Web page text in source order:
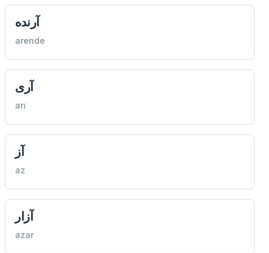
آرنده
arende
آری
arı
آز
az
آزار
azar